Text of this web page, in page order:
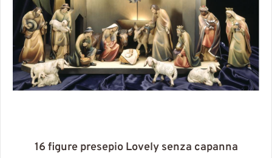
16 figure presepio Lovely senza capanna